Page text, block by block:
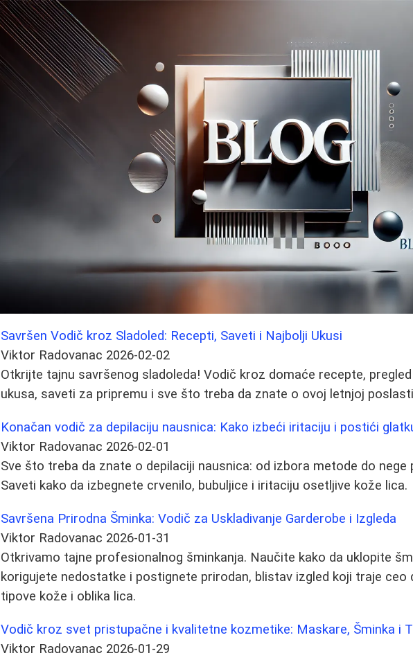
Savršen Vodič kroz Sladoled: Recepti, Saveti i Najbolji Ukusi
Viktor Radovanac 2026-02-02
Otkrijte tajnu savršenog sladoleda! Vodič kroz domaće recepte,
ukusa, saveti za pripremu i sve što treba da znate o ovoj letnjoj
Konačan vodič za depilaciju nausnica: Kako izbeći iritaciju i postići
Viktor Radovanac 2026-02-01
Sve što treba da znate o depilaciji nausnica: od izbora metode do nege
Saveti kako da izbegnete crvenilo, bubuljice i iritaciju osetljive kože lica.
Savršena Prirodna Šminka: Vodič za Uskladivanje Garderobe i Izgleda
Viktor Radovanac 2026-01-31
Otkrivamo tajne profesionalnog šminkanja. Naučite kako da uklopite
korigujete nedostatke i postignete prirodan, blistav izgled koji traje ceo
tipove kože i oblika lica.
Vodič kroz svet pristupačne i kvalitetne kozmetike: Maskare, Šminka i
Viktor Radovanac 2026-01-29